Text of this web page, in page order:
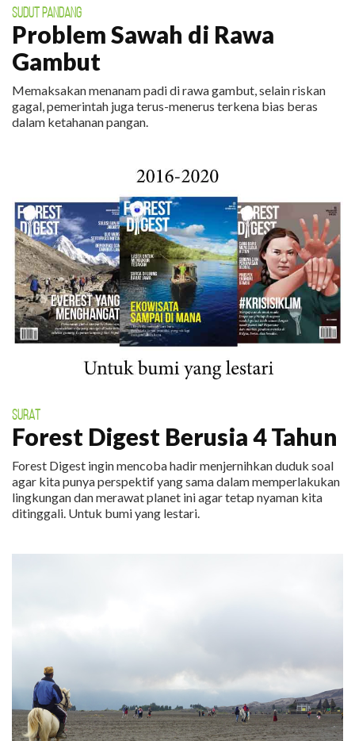
SUDUT PANDANG
Problem Sawah di Rawa
Gambut
Memaksakan menanam padi di rawa gambut, selain riskan
gagal, pemerintah juga terus-menerus terkena bias beras
dalam ketahanan pangan.
SURAT
Forest Digest Berusia 4 Tahun
Forest Digest ingin mencoba hadir menjernihkan duduk soal
agar kita punya perspektif yang sama dalam memperlakukan
lingkungan dan merawat planet ini agar tetap nyaman kita
ditinggali. Untuk bumi yang lestari.